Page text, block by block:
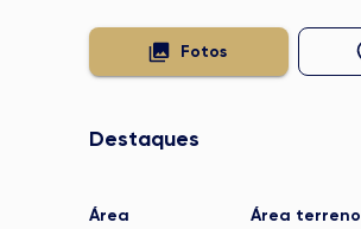
Fotos
Destaques
Área
Área terreno